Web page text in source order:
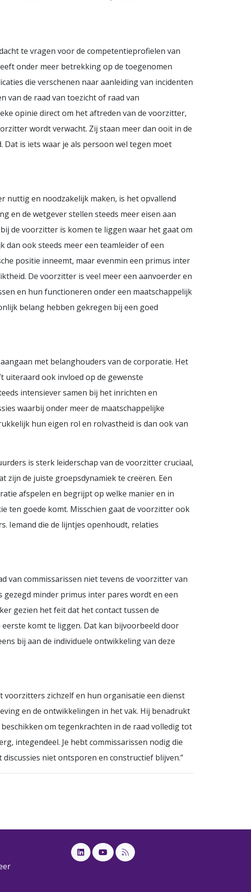
te vragen voor de competentieprofielen van
onder meer betrekking op de toegenomen
die verschenen naar aanleiding van incidenten
van de raad van toezicht of raad van
opinie direct om het aftreden van de voorzitter,
wordt verwacht. Zij staan meer dan ooit in de
is iets waar je als persoon wel tegen moet
nuttig en noodzakelijk maken, is het opvallend
en de wetgever stellen steeds meer eisen aan
de voorzitter is komen te liggen waar het gaat om
dan ook steeds meer een teamleider of een
positie inneemt, maar evenmin een primus inter
De voorzitter is veel meer een aanvoerder en
en hun functioneren onder een maatschappelijk
belang hebben gekregen bij een goed
met belanghouders van de corporatie. Het
uiteraard ook invloed op de gewenste
intensiever samen bij het inrichten en
waarbij onder meer de maatschappelijke
hun eigen rol en rolvastheid is dan ook van
is sterk leiderschap van de voorzitter cruciaal,
zijn de juiste groepsdynamiek te creëren. Een
afspelen en begrijpt op welke manier en in
ten goede komt. Misschien gaat de voorzitter ook
Iemand die de lijntjes openhoudt, relaties
van commissarissen niet tevens de voorzitter van
gezegd minder primus inter pares wordt en een
gezien het feit dat het contact tussen de
komt te liggen. Dat kan bijvoorbeeld door
bij aan de individuele ontwikkeling van deze
voorzitters zichzelf en hun organisatie een dienst
en de ontwikkelingen in het vak. Hij benadrukt
om tegenkrachten in de raad volledig tot
integendeel. Je hebt commissarissen nodig die
niet ontsporen en constructief blijven.”